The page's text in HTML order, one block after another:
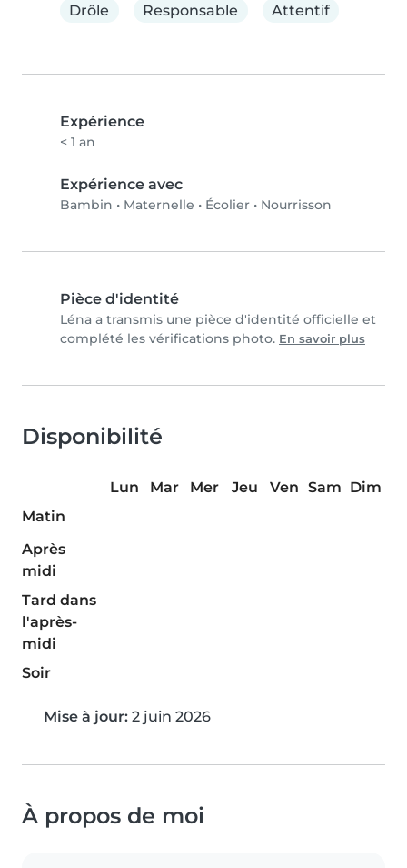
Drôle
Responsable Attentif
Expérience
< 1 an
Expérience avec
Bambin • Maternelle • Écolier • Nourrisson
Pièce d'identité
Léna a transmis une pièce d'identité officielle et
complété les vérifications photo. En savoir plus
Disponibilité
Lun Mar Mer Jeu Ven Sam Dim
Matin
Après
midi
Tard dans
l'après-
midi
Soir
Mise à jour: 2 juin 2026
À propos de moi